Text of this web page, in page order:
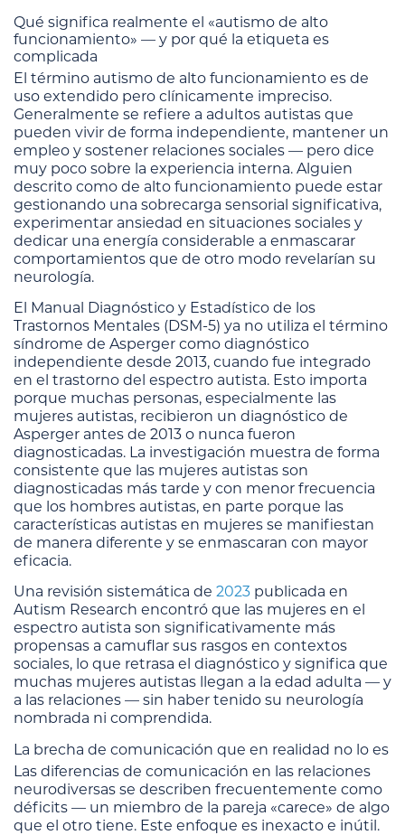
Qué significa realmente el «autismo de alto
funcionamiento» — y por qué la etiqueta es
complicada
El término autismo de alto funcionamiento es de
uso extendido pero clínicamente impreciso.
Generalmente se refiere a adultos autistas que
pueden vivir de forma independiente, mantener un
empleo y sostener relaciones sociales — pero dice
muy poco sobre la experiencia interna. Alguien
descrito como de alto funcionamiento puede estar
gestionando una sobrecarga sensorial significativa,
experimentar ansiedad en situaciones sociales y
dedicar una energía considerable a enmascarar
comportamientos que de otro modo revelarían su
neurología.
El Manual Diagnóstico y Estadístico de los
Trastornos Mentales (DSM-5) ya no utiliza el término
síndrome de Asperger como diagnóstico
independiente desde 2013, cuando fue integrado
en el trastorno del espectro autista. Esto importa
porque muchas personas, especialmente las
mujeres autistas, recibieron un diagnóstico de
Asperger antes de 2013 o nunca fueron
diagnosticadas. La investigación muestra de forma
consistente que las mujeres autistas son
diagnosticadas más tarde y con menor frecuencia
que los hombres autistas, en parte porque las
características autistas en mujeres se manifiestan
de manera diferente y se enmascaran con mayor
eficacia.
Una revisión sistemática de 2023 publicada en
Autism Research encontró que las mujeres en el
espectro autista son significativamente más
propensas a camuflar sus rasgos en contextos
sociales, lo que retrasa el diagnóstico y significa que
muchas mujeres autistas llegan a la edad adulta — y
a las relaciones — sin haber tenido su neurología
nombrada ni comprendida.
La brecha de comunicación que en realidad no lo es
Las diferencias de comunicación en las relaciones
neurodiversas se describen frecuentemente como
déficits — un miembro de la pareja «carece» de algo
que el otro tiene. Este enfoque es inexacto e inútil.